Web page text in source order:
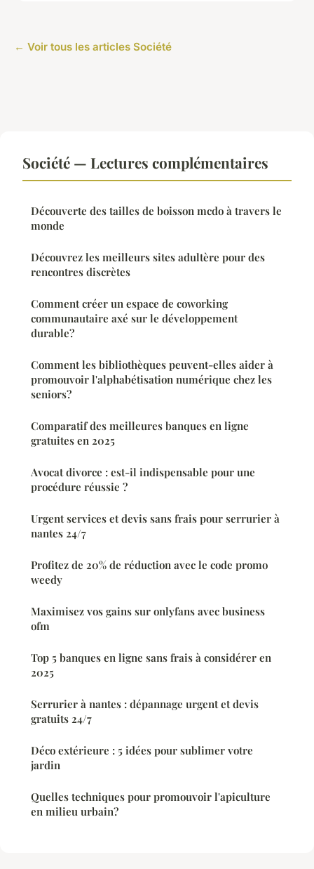
← Voir tous les articles Société
Société — Lectures complémentaires
Découverte des tailles de boisson mcdo à travers le
monde
Découvrez les meilleurs sites adultère pour des
rencontres discrètes
Comment créer un espace de coworking
communautaire axé sur le développement
durable?
Comment les bibliothèques peuvent-elles aider à
promouvoir l'alphabétisation numérique chez les
seniors?
Comparatif des meilleures banques en ligne
gratuites en 2025
Avocat divorce : est-il indispensable pour une
procédure réussie ?
Urgent services et devis sans frais pour serrurier à
nantes 24/7
Profitez de 20% de réduction avec le code promo
weedy
Maximisez vos gains sur onlyfans avec business
ofm
Top 5 banques en ligne sans frais à considérer en
2025
Serrurier à nantes : dépannage urgent et devis
gratuits 24/7
Déco extérieure : 5 idées pour sublimer votre
jardin
Quelles techniques pour promouvoir l'apiculture
en milieu urbain?